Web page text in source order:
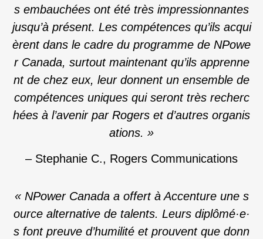
s embauchées ont été très impressionnantes
jusqu’à présent. Les compétences qu’ils acqui
èrent dans le cadre du programme de NPowe
r Canada, surtout maintenant qu’ils apprenne
nt de chez eux, leur donnent un ensemble de
compétences uniques qui seront très recherc
hées à l’avenir par Rogers et d’autres organis
ations. »
– Stephanie C., Rogers Communications
« NPower Canada a offert à Accenture une s
ource alternative de talents. Leurs diplômé·e·
s font preuve d’humilité et prouvent que donn